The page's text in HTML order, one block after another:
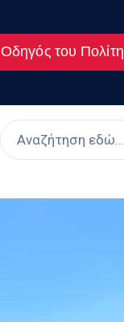
Οδηγός του Πολίτη